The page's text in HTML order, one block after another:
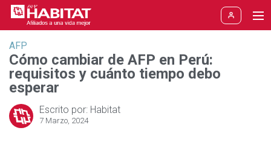
Aportes y Jubilación
Aporte obligatorio
Aporte voluntario
Etapas de la vida
Pronto voy a aportar
Cámbiate a HABITAT
AFP
AFP
Cómo cambiar de AFP en Perú:
requisitos y cuánto tiempo debo
esperar
Escrito por: Habitat
7 Marzo, 2024